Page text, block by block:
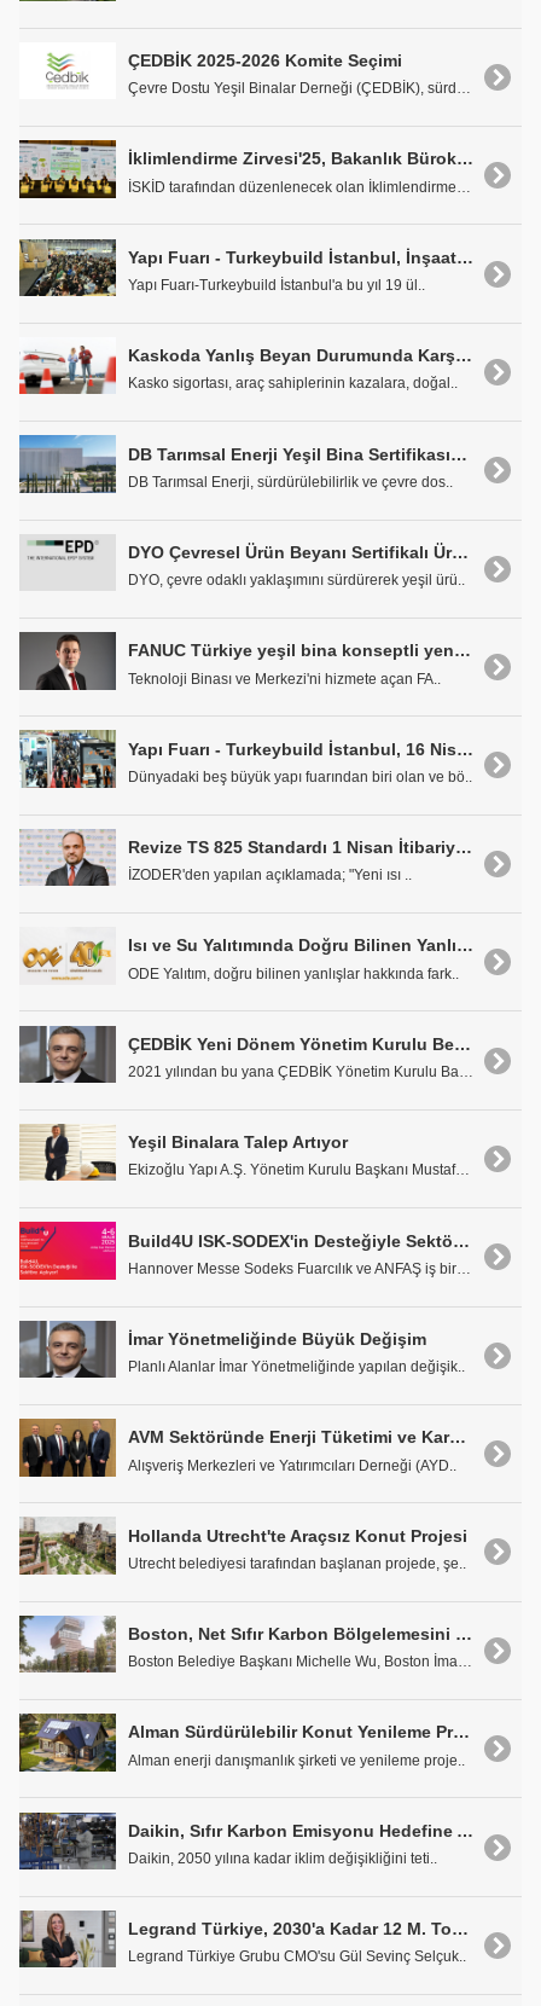
ÇEDBİK 2025-2026 Komite Seçimi
Çevre Dostu Yeşil Binalar Derneği (ÇEDBİK), sürdür..
İklimlendirme Zirvesi'25, Bakanlık Bürokratlarını ve Sektör Liderlerini Buluşturdu
Yapı Fuarı - Turkeybuild İstanbul, İnşaat Sektörünün Buluşma Noktası Oldu
Yapı Fuarı-Turkeybuild İstanbul'a bu yıl 19 ül..
Kaskoda Yanlış Beyan Durumunda Karşılaşılabilecek 4 Sorun
Kasko sigortası, araç sahiplerinin kazalara, doğal..
DB Tarımsal Enerji Yeşil Bina Sertifikasının Sahibi Oldu
DB Tarımsal Enerji, sürdürülebilirlik ve çevre dos..
DYO Çevresel Ürün Beyanı Sertifikalı Ürün Gamını Genişletiyor
DYO, çevre odaklı yaklaşımını sürdürerek yeşil ürü..
FANUC Türkiye yeşil bina konseptli yeni Teknoloji Merkezi'ni hizmete açtı
Teknoloji Binası ve Merkezi'ni hizmete açan FA..
Yapı Fuarı - Turkeybuild İstanbul, 16 Nisan'da Kapılarını Açıyor
Dünyadaki beş büyük yapı fuarından biri olan ve bö..
Revize TS 825 Standardı 1 Nisan İtibariyle Zorunlu Oldu
İZODER'den yapılan açıklamada; "Yeni ısı ..
Isı ve Su Yalıtımında Doğru Bilinen Yanlışlar
ODE Yalıtım, doğru bilinen yanlışlar hakkında fark..
ÇEDBİK Yeni Dönem Yönetim Kurulu Belli Oldu
2021 yılından bu yana ÇEDBİK Yönetim Kurulu Başkan..
Yeşil Binalara Talep Artıyor
Ekizoğlu Yapı A.Ş. Yönetim Kurulu Başkanı Mustafa ..
Build4U ISK-SODEX'in Desteğiyle Sektöre Açılıyor
İmar Yönetmeliğinde Büyük Değişim
Planlı Alanlar İmar Yönetmeliğinde yapılan değişik..
AVM Sektöründe Enerji Tüketimi ve Karbon Ayak İzi Endeks Çalışması Açıklandı
Alışveriş Merkezleri ve Yatırımcıları Derneği (AYD..
Hollanda Utrecht'te Araçsız Konut Projesi
Utrecht belediyesi tarafından başlanan projede, şe..
Boston, Net Sıfır Karbon Bölgelemesini Gerektiren İlk Şehir Oldu
Boston Belediye Başkanı Michelle Wu, Boston İmar K..
Alman Sürdürülebilir Konut Yenileme Projesi 3,6 Milyon Euro'yu Güvenceye Aldı
Alman enerji danışmanlık şirketi ve yenileme proje..
Daikin, Sıfır Karbon Emisyonu Hedefine Adım Adım Yaklaşıyor
Daikin, 2050 yılına kadar iklim değişikliğini teti..
Legrand Türkiye, 2030'a Kadar 12 M. Ton Karbon Emisyonunu Önleyecek
Legrand Türkiye Grubu CMO'su Gül Sevinç Selçuk..